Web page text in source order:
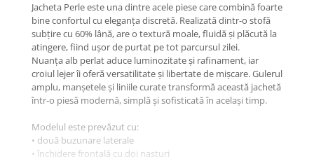
Jacheta Perle este una dintre acele piese care combină foarte
bine confortul cu eleganța discretă. Realizată dintr-o stofă
subțire cu 60% lână, are o textură moale, fluidă și plăcută la
atingere, fiind ușor de purtat pe tot parcursul zilei.
Nuanța alb perlat aduce luminozitate și rafinament, iar
croiul lejer îi oferă versatilitate și libertate de mișcare. Gulerul
amplu, manșetele și liniile curate transformă această jachetă
într-o piesă modernă, simplă și sofisticată în același timp.
Modelul este prevăzut cu:
• două buzunare laterale
• închidere frontală cu doi nasturi